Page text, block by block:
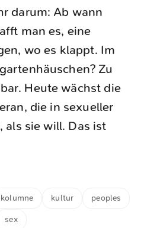
darum: Ab wann
man es, eine
wo es klappt. Im
Zu
Heute wächst die
die in sexueller
als sie will. Das ist
kolumne kultur peoples
sex